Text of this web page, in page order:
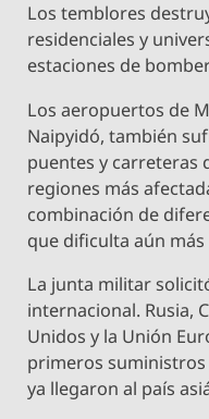
Los temblores
residenciales y
estaciones de
Los aeropuertos de
Naipyidó, también
puentes y carreteras
regiones más
combinación de
que dificulta aún
La junta militar
internacional. Rusia,
Unidos y la Unión
primeros
ya llegaron al país